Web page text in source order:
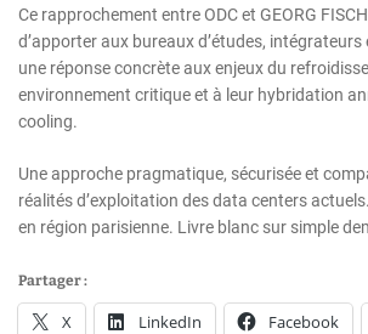
Ce rapprochement entre ODC et GEORG
d’apporter aux bureaux d’études, intégrateurs
une réponse concrète aux enjeux du
environnement critique et à leur hybridation
cooling.
Une approche pragmatique, sécurisée et
réalités d’exploitation des data centers
en région parisienne. Livre blanc sur simple
Partager :
X LinkedIn Facebook